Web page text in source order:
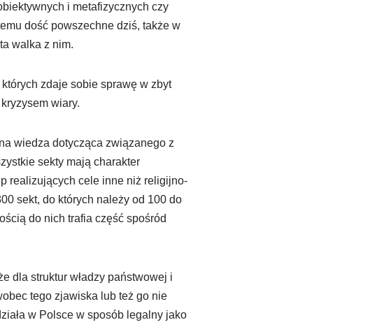
i metafizycznych czy
dość powszechne dziś, także w
walka z nim.
zdaje sobie sprawę w zbyt
wiary.
wiedza dotycząca związanego z
sekty mają charakter
realizujących cele inne niż religijno-
sekt, do których należy od 100 do
do nich trafia część spośród
dla struktur władzy państwowej i
tego zjawiska lub też go nie
w Polsce w sposób legalny jako